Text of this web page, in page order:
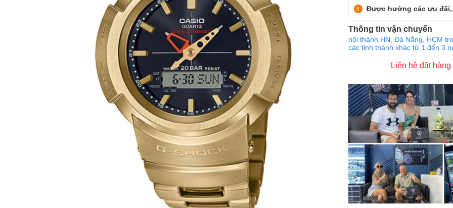
Được hưởng các ưu đãi,
Thông tin vận chuyển
nội thành HN, Đà Nẵng, HCM
các tỉnh thành khác từ 1 đến 3
Liên hệ đặt hàng